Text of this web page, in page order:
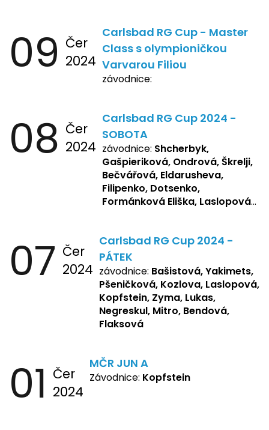
09 Čer
2024
Carlsbad RG Cup - Master
Class s olympioničkou
Varvarou Filiou
závodnice:
08 Čer
2024
Carlsbad RG Cup 2024 -
SOBOTA
závodnice: Shcherbyk,
Gašpieriková, Ondrová, Škrelji,
Bečvářová, Eldarusheva,
Filipenko, Dotsenko,
Formánková Eliška, Laslopová
Žbánková, Bašistová Beáta,
Yakimets, Pšeničková Vanesa,
Kozlova Nelly, Laslopová B.,
Kopfstein, Lukas, Negreskul ,
Mitro, Bendová, Flaksová
07 Čer
2024
Carlsbad RG Cup 2024 -
PÁTEK
závodnice: Bašistová, Yakimets,
Pšeničková, Kozlova, Laslopová,
Kopfstein, Zyma, Lukas,
Negreskul, Mitro, Bendová,
Flaksová
01 Čer
2024
MČR JUN A
Závodnice: Kopfstein